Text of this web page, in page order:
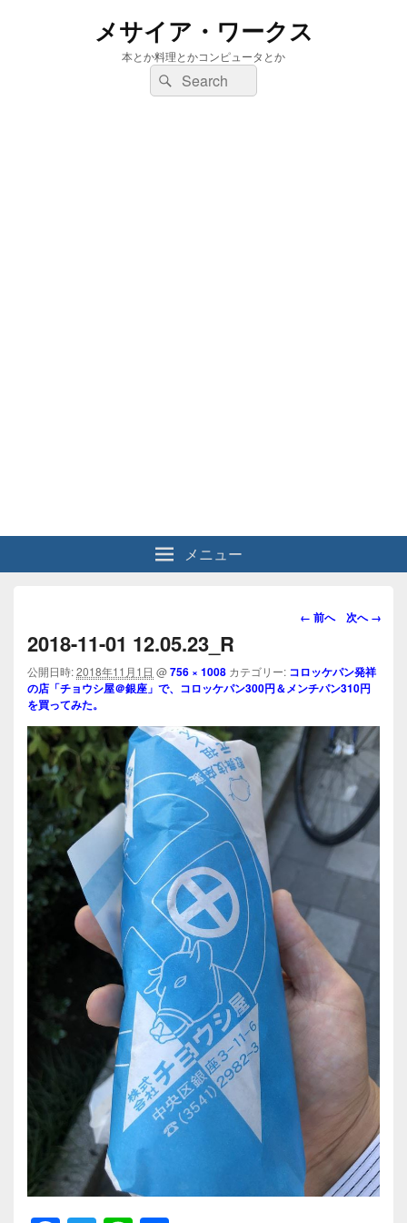
メサイア・ワークス
本とか料理とかコンピュータとか
検
索:
検
索
メニュー
画
ビ
ゲ
シ
ョ
ン
← 前へ 次へ →
2018-11-01 12.05.23_R
公開日時:2018年11月1日 @756 × 1008 カテゴリー: コロッケパン発祥
の店「チョウシ屋＠銀座」で、コロッケパン300円＆メンチパン310円
を買ってみた。